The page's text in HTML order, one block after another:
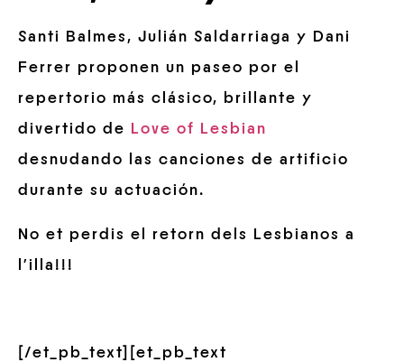
Santi Balmes, Julián Saldarriaga y Dani
Ferrer proponen un paseo por el
repertorio más clásico, brillante y
divertido de
Love of Lesbian
desnudando las canciones de artificio
durante su actuación.
No et perdis el retorn dels Lesbianos a
l’illa!!!
[/et_pb_text][et_pb_text